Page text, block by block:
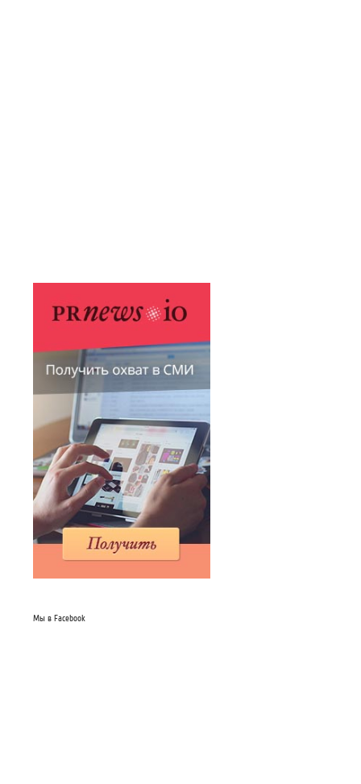
Мы в Facebook